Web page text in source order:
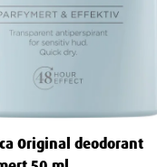
Original deodorant